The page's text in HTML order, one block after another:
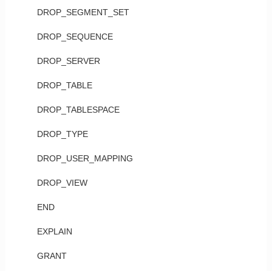
DROP_SEGMENT_SET
DROP_SEQUENCE
DROP_SERVER
DROP_TABLE
DROP_TABLESPACE
DROP_TYPE
DROP_USER_MAPPING
DROP_VIEW
END
EXPLAIN
GRANT